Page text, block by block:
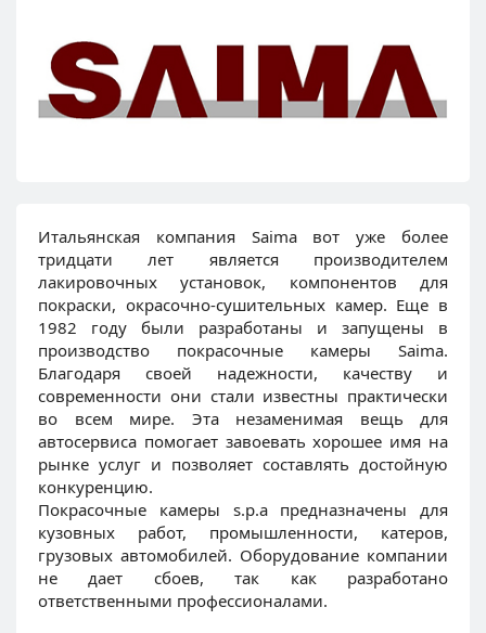
Итальянская компания Saima вот уже более
тридцати лет является производителем
лакировочных установок, компонентов для
покраски, окрасочно-сушительных камер. Еще в
1982 году были разработаны и запущены в
производство покрасочные камеры Saima.
Благодаря своей надежности, качеству и
современности они стали известны практически
во всем мире. Эта незаменимая вещь для
автосервиса помогает завоевать хорошее имя на
рынке услуг и позволяет составлять достойную
конкуренцию.
Покрасочные камеры s.p.a предназначены для
кузовных работ, промышленности, катеров,
грузовых автомобилей. Оборудование компании
не дает сбоев, так как разработано
ответственными профессионалами.